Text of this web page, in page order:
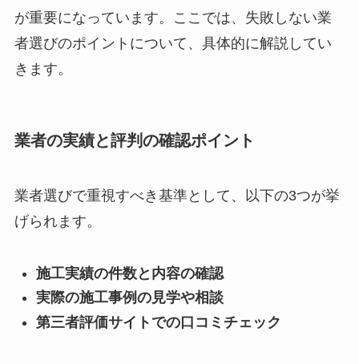
が重要になっています。ここでは、失敗しない業
者選びのポイントについて、具体的に解説してい
きます。
業者の実績と評判の確認ポイント
業者選びで重視すべき基準として、以下の3つが挙
げられます。
施工実績の件数と内容の確認
実際の施工事例の見学や相談
第三者評価サイトでの口コミチェック